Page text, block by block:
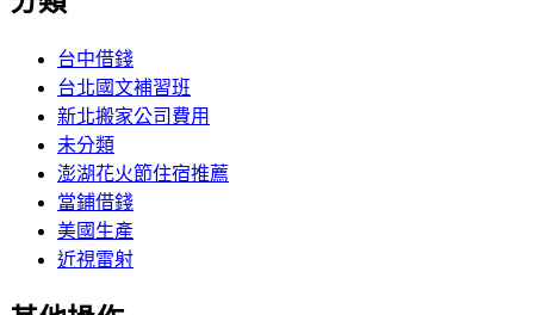
台中借錢
台北國文補習班
新北搬家公司費用
未分類
澎湖花火節住宿推薦
當鋪借錢
美國生產
近視雷射